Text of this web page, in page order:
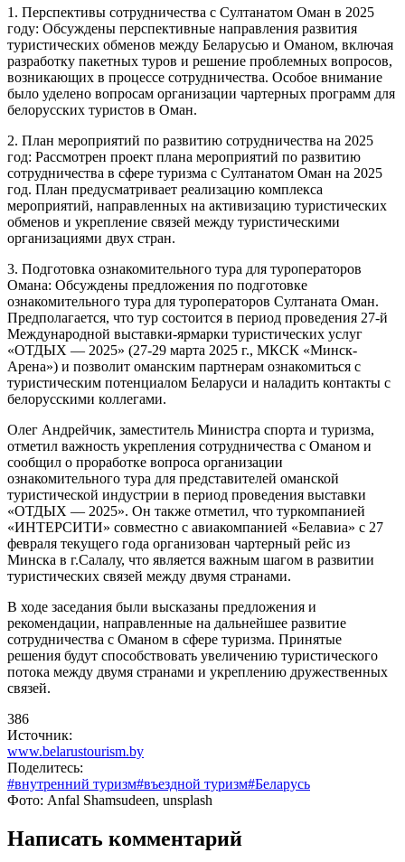
1. Перспективы сотрудничества с Султанатом Оман в 2025
году: Обсуждены перспективные направления развития
туристических обменов между Беларусью и Оманом, включая
разработку пакетных туров и решение проблемных вопросов,
возникающих в процессе сотрудничества. Особое внимание
было уделено вопросам организации чартерных программ для
белорусских туристов в Оман.
2. План мероприятий по развитию сотрудничества на 2025
год: Рассмотрен проект плана мероприятий по развитию
сотрудничества в сфере туризма с Султанатом Оман на 2025
год. План предусматривает реализацию комплекса
мероприятий, направленных на активизацию туристических
обменов и укрепление связей между туристическими
организациями двух стран.
3. Подготовка ознакомительного тура для туроператоров
Омана: Обсуждены предложения по подготовке
ознакомительного тура для туроператоров Султаната Оман.
Предполагается, что тур состоится в период проведения 27-й
Международной выставки-ярмарки туристических услуг
«ОТДЫХ — 2025» (27-29 марта 2025 г., МКСК «Минск-
Арена») и позволит оманским партнерам ознакомиться с
туристическим потенциалом Беларуси и наладить контакты с
белорусскими коллегами.
Олег Андрейчик, заместитель Министра спорта и туризма,
отметил важность укрепления сотрудничества с Оманом и
сообщил о проработке вопроса организации
ознакомительного тура для представителей оманской
туристической индустрии в период проведения выставки
«ОТДЫХ — 2025». Он также отметил, что туркомпанией
«ИНТЕРСИТИ» совместно с авиакомпанией «Белавиа» с 27
февраля текущего года организован чартерный рейс из
Минска в г.Салалу, что является важным шагом в развитии
туристических связей между двумя странами.
В ходе заседания были высказаны предложения и
рекомендации, направленные на дальнейшее развитие
сотрудничества с Оманом в сфере туризма. Принятые
решения будут способствовать увеличению туристического
потока между двумя странами и укреплению дружественных
связей.
386
Источник:
www.belarustourism.by
Поделитесь:
#внутренний туризм#въездной туризм#Беларусь
Фото: Anfal Shamsudeen, unsplash
Написать комментарий